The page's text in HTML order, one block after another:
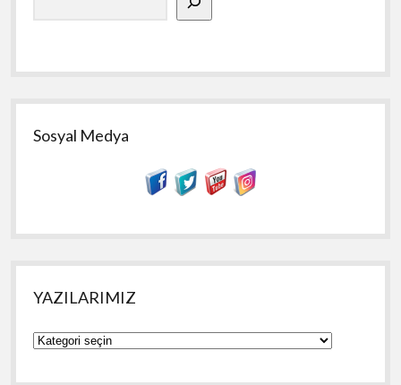
Sosyal Medya
YAZILARIMIZ
YAZILARIMIZ